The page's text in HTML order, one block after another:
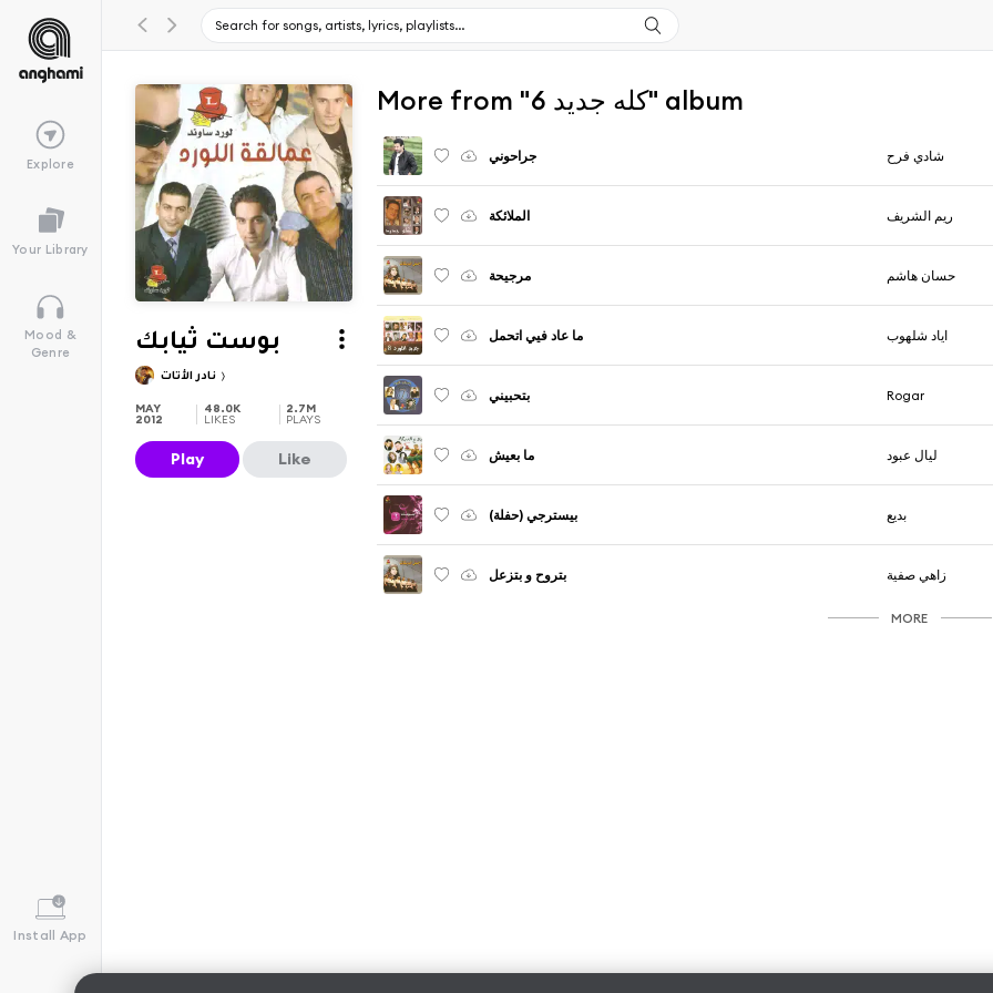
Explore
Your Library
Mood &
Genre
Install App
بوست ثيابك
MAY
2012
48.0K
LIKES
2.7M
PLAYS
Play Like
More from "كله جديد 6" album
جراحوني شادي فرح
الملائكة ريم الشريف
مرجيحة حسان هاشم
ما عاد فيي اتحمل اياد شلهوب
بتحبيني Rogar
ما بعيش ليال عبود
بيسترجي (حفلة) بديع
بتروح و بتزعل زاهي صفية
MORE